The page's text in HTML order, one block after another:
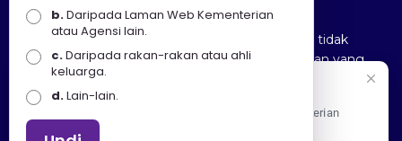
Penafian : Kerajaan Malaysia dan Kementerian
Pelancongan Seni dan Budaya (MOTAC) adalah tidak
bertanggungjawab atas kehilangan atau kerugian yang
disebabkan oleh penggunaan mana-mana maklumat
yang diperolehi dari portal ini.
b.Daripada Laman Web Kementerian
atau Agensi lain.
c.Daripada rakan-rakan atau ahli
keluarga.
d.Lain-lain.
Apa Khabar! Selamat datang ke Portal Rasmi Kementerian
Pelancongan, Seni dan Budaya